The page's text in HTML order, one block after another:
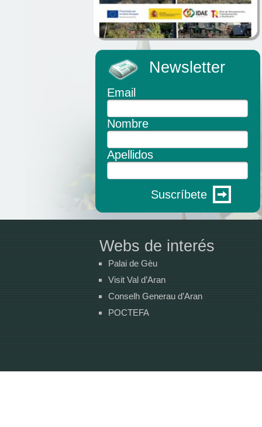
Newsletter
Email
Nombre
Apellidos
Suscríbete
Webs de interés
Palai de Gèu
Visit Val d’Aran
Conselh Generau d’Aran
POCTEFA